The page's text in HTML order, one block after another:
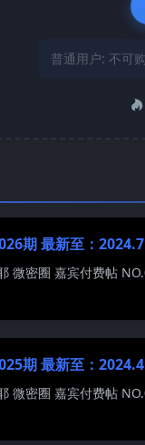
普通用户: 不可
期 最新至：
微密圈 嘉宾付费帖
期 最新至：
微密圈 嘉宾付费帖